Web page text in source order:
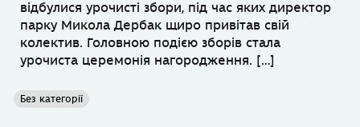
відбулися урочисті збори, під час яких директор
парку Микола Дербак щиро привітав свій
колектив. Головною подією зборів стала
урочиста церемонія нагородження. […]
Без категорії